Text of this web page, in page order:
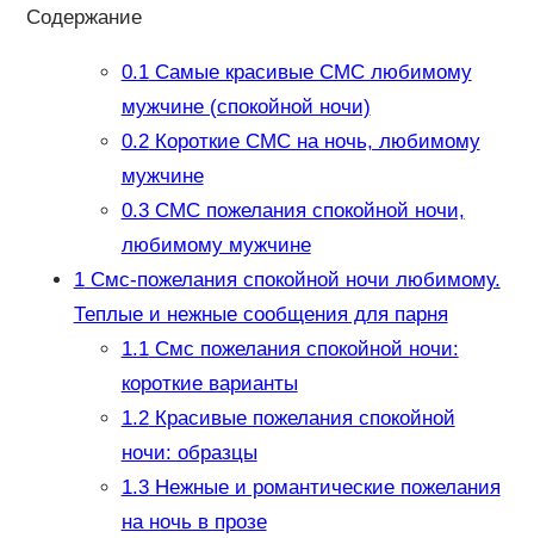
Содержание
0.1Самые красивые СМС любимому
мужчине (спокойной ночи)
0.2Короткие СМС на ночь, любимому
мужчине
0.3CМС пожелания спокойной ночи,
любимому мужчине
1Смс-пожелания спокойной ночи любимому.
Теплые и нежные сообщения для парня
1.1Смс пожелания спокойной ночи:
короткие варианты
1.2Красивые пожелания спокойной
ночи: образцы
1.3Нежные и романтические пожелания
на ночь в прозе